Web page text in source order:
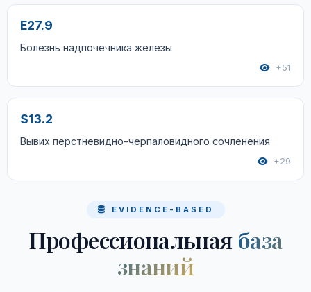
E27.9
Болезнь надпочечника железы
+51
S13.2
Вывих перстневидно-черпаловидного сочленения
+29
EVIDENCE-BASED
Профессиональная база
знаний